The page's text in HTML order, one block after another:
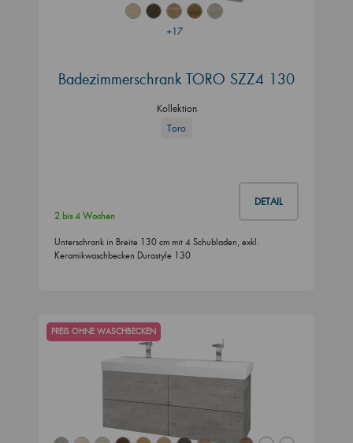
+17
Badezimmerschrank TORO SZZ4 130
Kollektion
Toro
DETAIL
2 bis 4 Wochen
Unterschrank in Breite 130 cm mit 4 Schubladen, exkl.
Keramikwaschbecken Durastyle 130
PREIS OHNE WASCHBECKEN